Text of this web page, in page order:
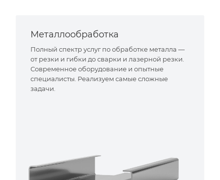
Металлообработка
Полный спектр услуг по обработке металла —
от резки и гибки до сварки и лазерной резки.
Современное оборудование и опытные
специалисты. Реализуем самые сложные
задачи.